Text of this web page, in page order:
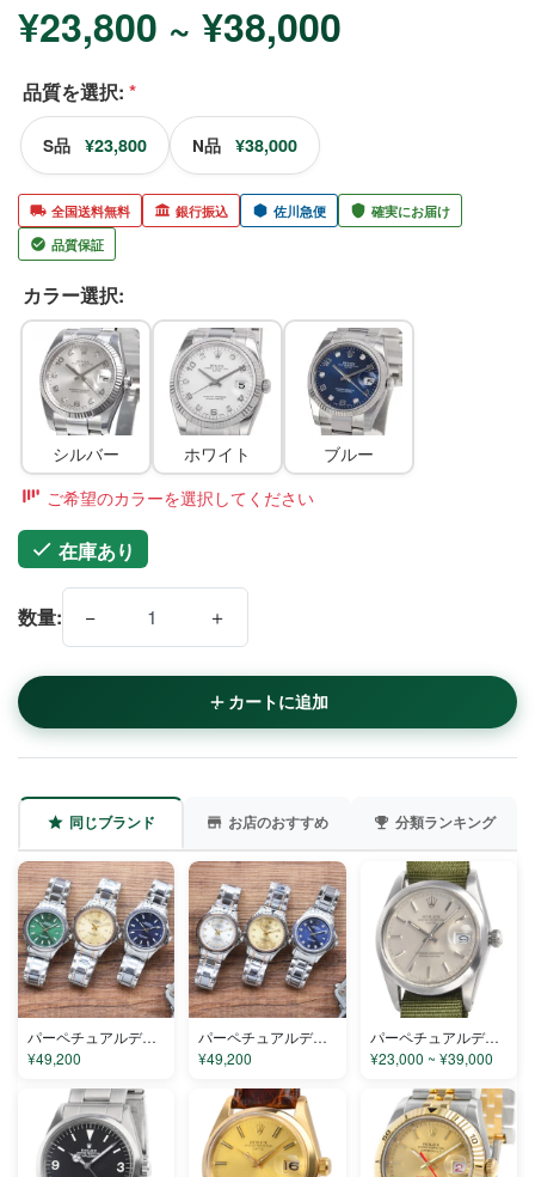
¥23,800 ~ ¥38,000
品質を選択: *
S品 ¥23,800 N品 ¥38,000
全国送料無料 銀行振込 佐川急便
確実にお届け
品質保証
カラー選択:
シルバー ホワイト
ブルー
ご希望のカラーを選択してください
在庫あり
数量: − ＋
カートに追加
同じブランド お店のおすすめ 分類ランキング
パーペチュアルデイト R24123-02 コピー
¥49,200
パーペチュアルデイト R24123 コピー
¥49,200
パーペチュアルデイト 15000 コピー
¥23,000 ~ ¥39,000